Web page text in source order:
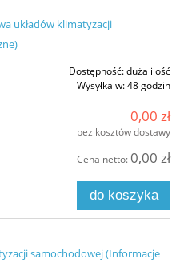
układów klimatyzacji
Dostępność:duża ilość
Wysyłka w:48 godzin
0,00 zł
bez kosztów dostawy
Cena netto: 0,00 zł
do koszyka
samochodowej (Informacje